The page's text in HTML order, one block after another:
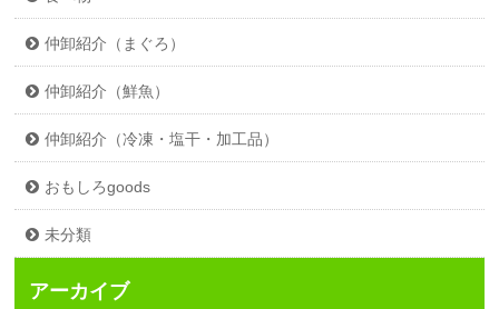
仲卸紹介（まぐろ）
仲卸紹介（鮮魚）
仲卸紹介（冷凍・塩干・加工品）
おもしろgoods
未分類
アーカイブ